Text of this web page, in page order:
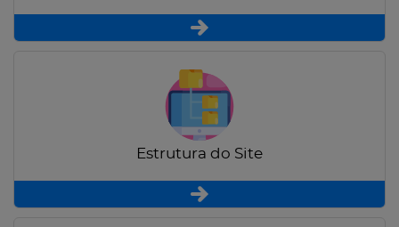
Estrutura do Site